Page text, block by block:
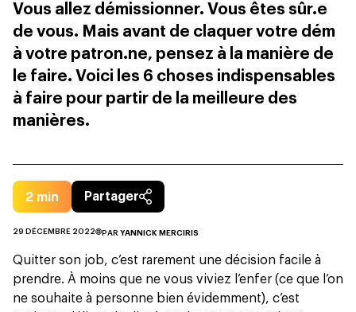
Vous allez démissionner. Vous êtes sûr.e
de vous. Mais avant de claquer votre dém
à votre patron.ne, pensez à la manière de
le faire. Voici les 6 choses indispensables
à faire pour partir de la meilleure des
manières.
2 min Partager
29 DÉCEMBRE 2022 PAR YANNICK MERCIRIS
Quitter son job, c’est rarement une décision facile à
prendre. À moins que ne vous viviez l’enfer (ce que l’on
ne souhaite à personne bien évidemment), c’est